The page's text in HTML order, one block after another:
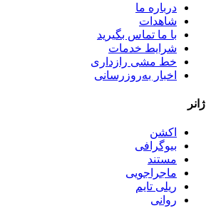
درباره ما
شاهدات
با ما تماس بگیرید
شرایط خدمات
خط مشی رازداری
اخبار به‌روزرسانی
ژانر
اکشن
بیوگرافی
مستند
ماجراجویی
ریلی تایم
روانی